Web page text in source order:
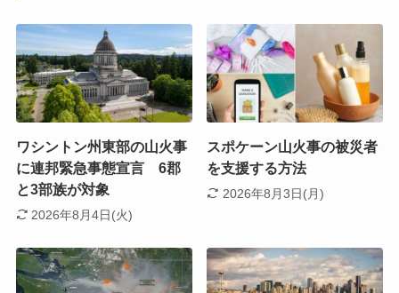
ワシントン州東部の山火事
に連邦緊急事態宣言 6郡
と3部族が対象
2026年8月4日(火)
スポケーン山火事の被災者
を支援する方法
2026年8月3日(月)